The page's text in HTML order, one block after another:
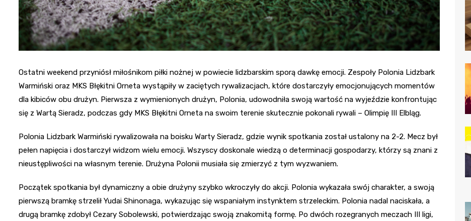
Ostatni weekend przyniósł miłośnikom piłki nożnej w powiecie lidzbarskim sporą dawkę emocji. Zespoły Polonia Lidzbark
Warmiński oraz MKS Błękitni Orneta wystąpiły w zaciętych rywalizacjach, które dostarczyły emocjonujących momentów
dla kibiców obu drużyn. Pierwsza z wymienionych drużyn, Polonia, udowodniła swoją wartość na wyjeździe konfrontując
się z Wartą Sieradz, podczas gdy MKS Błękitni Orneta na swoim terenie skutecznie pokonali rywali – Olimpię III Elbląg.
Polonia Lidzbark Warmiński rywalizowała na boisku Warty Sieradz, gdzie wynik spotkania został ustalony na 2-2. Mecz był
pełen napięcia i dostarczył widzom wielu emocji. Wszyscy doskonale wiedzą o determinacji gospodarzy, którzy są znani z
nieustępliwości na własnym terenie. Drużyna Polonii musiała się zmierzyć z tym wyzwaniem.
Początek spotkania był dynamiczny a obie drużyny szybko wkroczyły do akcji. Polonia wykazała swój charakter, a swoją
pierwszą bramkę strzelił Yudai Shinonaga, wykazując się wspaniałym instynktem strzeleckim. Polonia nadal naciskała, a
drugą bramkę zdobył Cezary Sobolewski, potwierdzając swoją znakomitą formę. Po dwóch rozegranych meczach III ligi,